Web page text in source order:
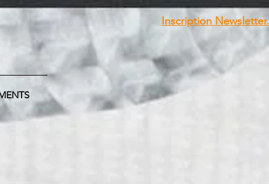
Inscription